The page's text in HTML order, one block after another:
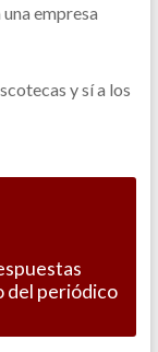
empresa
y sí a los
del periódico